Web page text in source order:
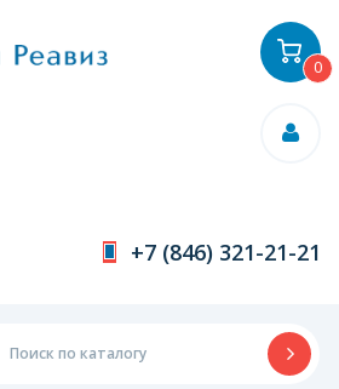
+7 (846) 321-21-21
0